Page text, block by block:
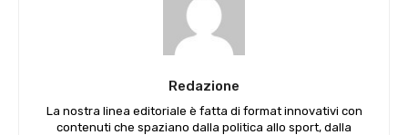
Redazione
La nostra linea editoriale è fatta di format innovativi con
contenuti che spaziano dalla politica allo sport, dalla